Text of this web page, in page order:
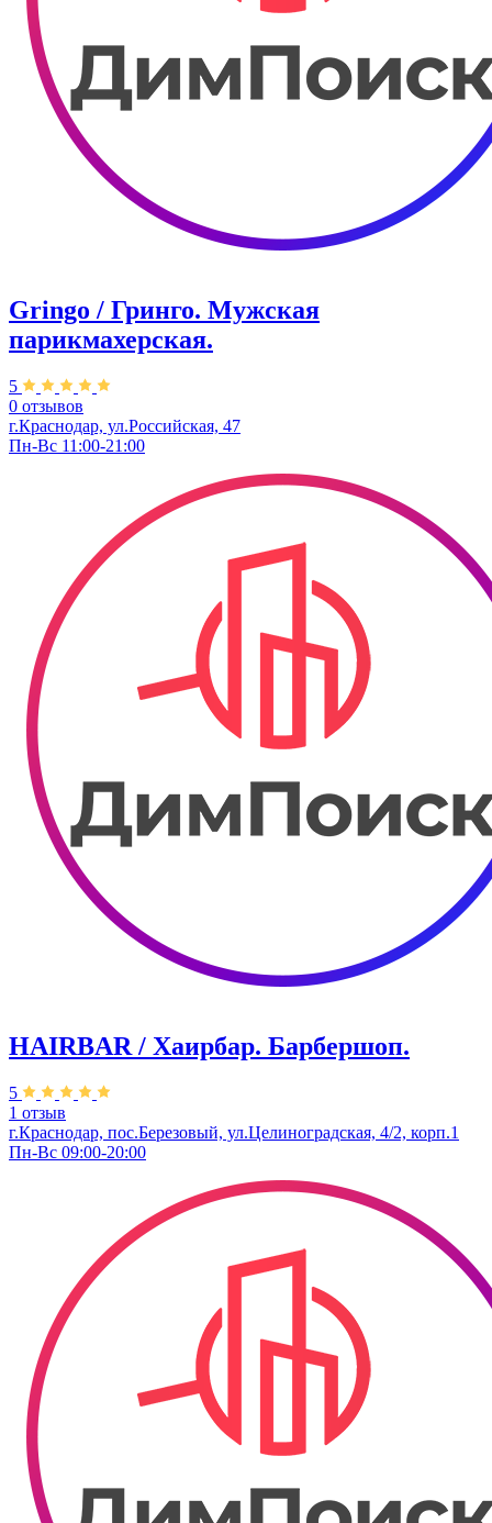
Gringo / Гринго. Мужская
парикмахерская.
5
0 отзывов
г.Краснодар, ул.Российская, 47
Пн-Вс 11:00-21:00
HAIRBAR / Хаирбар. Барбершоп.
5
1 отзыв
г.Краснодар, пос.Березовый, ул.Целиноградская, 4/2, корп.1
Пн-Вс 09:00-20:00